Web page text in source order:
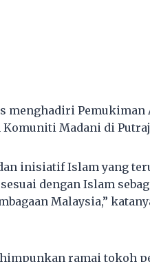
menghadiri
Komuniti Madani di
inisiatif Islam yang
dengan Islam
Malaysia,”
ramai tokoh